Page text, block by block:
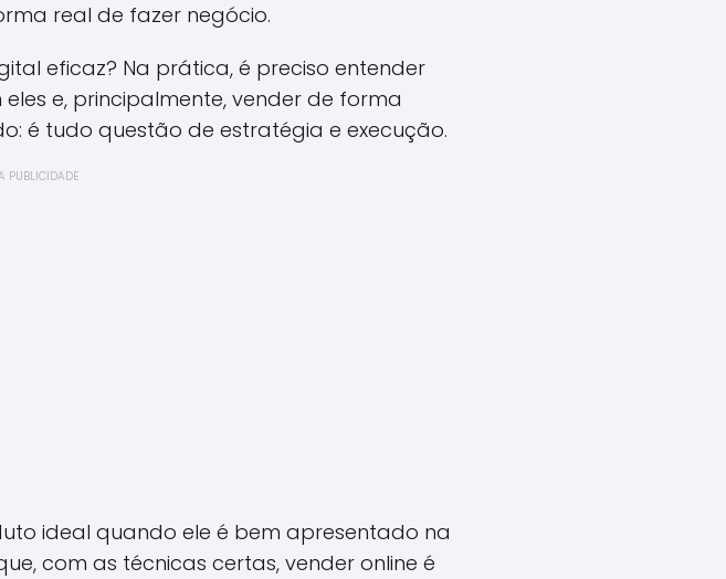
real de fazer negócio.
eficaz? Na prática, é preciso entender
e, principalmente, vender de forma
é tudo questão de estratégia e execução.
PUBLICIDADE
ideal quando ele é bem apresentado na
com as técnicas certas, vender online é